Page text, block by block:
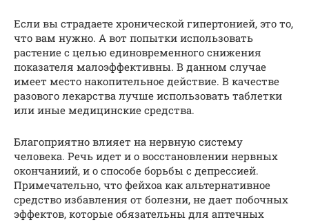
Если вы страдаете хронической гипертонией, это то,
что вам нужно. А вот попытки использовать
растение с целью единовременного снижения
показателя малоэффективны. В данном случае
имеет место накопительное действие. В качестве
разового лекарства лучше использовать таблетки
или иные медицинские средства.
Благоприятно влияет на нервную систему
человека. Речь идет и о восстановлении нервных
окончаниий, и о способе борьбы с депрессией.
Примечательно, что фейхоа как альтернативное
средство избавления от болезни, не дает побочных
эффектов, которые обязательны для аптечных